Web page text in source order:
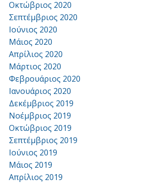
Οκτώβριος 2020
Σεπτέμβριος 2020
Ιούνιος 2020
Μάιος 2020
Απρίλιος 2020
Μάρτιος 2020
Φεβρουάριος 2020
Ιανουάριος 2020
Δεκέμβριος 2019
Νοέμβριος 2019
Οκτώβριος 2019
Σεπτέμβριος 2019
Ιούνιος 2019
Μάιος 2019
Απρίλιος 2019